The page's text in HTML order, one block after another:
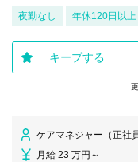
夜勤なし 年休120日以上
キープする
ケアマネジャー（正社員
月給 23 万円～